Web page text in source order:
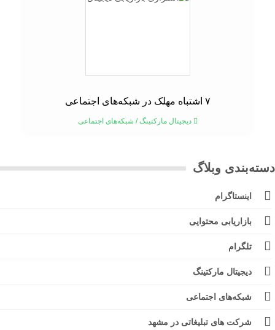
دیجیتال مارکتینگ/شبکه‌های اجتماعی
وبلاگ
اینستاگرام
بازاریابی محتوایی
تلگرام
دیجیتال مارکتینگ
شبکه‌های اجتماعی
شرکت های تبلیغاتی در مشهد